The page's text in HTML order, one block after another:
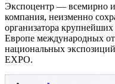
Экспоцентр — всемирно
компания, неизменно
организатора
Европе международных
национальных
EXPO.